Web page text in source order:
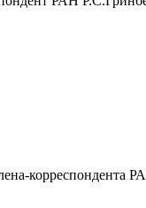
корреспондента